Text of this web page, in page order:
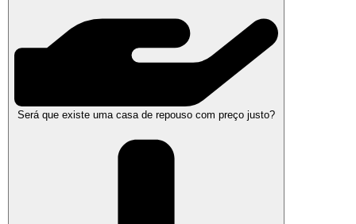
Será que existe uma casa de repouso com preço justo?